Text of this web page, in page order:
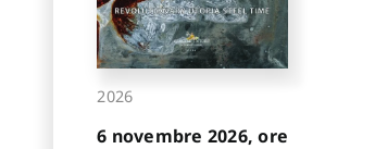
2026
6 novembre 2026, ore